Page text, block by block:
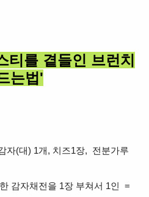
티 를 곁들인 브런치
는법'
자(대) 1개, 치즈1장, 전분가루
감자채전을 1장 부쳐서 1인 =